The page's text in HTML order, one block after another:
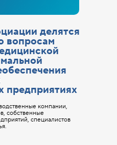
делятся
вопросам
компании,
собственные
специалистов